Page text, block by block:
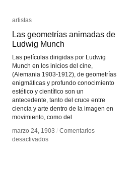
artistas
Las geometrías animadas de
Ludwig Munch
Las películas dirigidas por Ludwig
Munch en los inicios del cine,
(Alemania 1903-1912), de geometrías
enigmáticas y profundo conocimiento
estético y científico son un
antecedente, tanto del cruce entre
ciencia y arte dentro de la imagen en
movimiento, como del
marzo 24, 1903 / Comentarios
desactivadosen
artistas
Las geometrías animadas de
Ludwig Munch
marzo 24, 1903 / Comentarios
desactivadosen